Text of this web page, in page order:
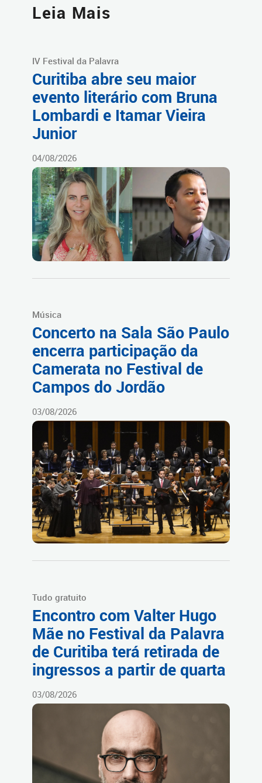
Leia Mais
IV Festival da Palavra
Curitiba abre seu maior
evento literário com Bruna
Lombardi e Itamar Vieira
Junior
04/08/2026
Música
Concerto na Sala São Paulo
encerra participação da
Camerata no Festival de
Campos do Jordão
03/08/2026
Tudo gratuito
Encontro com Valter Hugo
Mãe no Festival da Palavra
de Curitiba terá retirada de
ingressos a partir de quarta
03/08/2026